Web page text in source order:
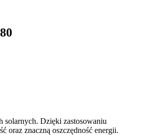
solarnych. Dzięki zastosowaniu
oraz znaczną oszczędność energii.